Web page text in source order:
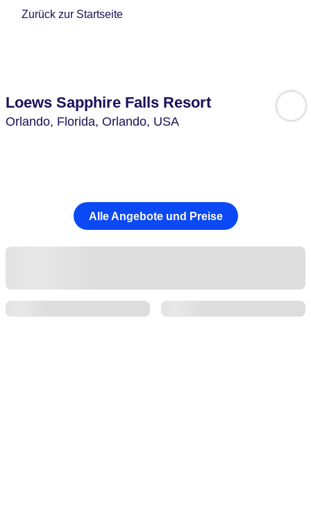
Zurück zur Startseite
Loews Sapphire Falls Resort
Orlando, Florida, Orlando, USA
Alle Angebote und Preise